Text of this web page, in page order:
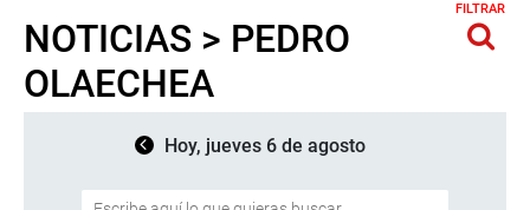
NOTICIAS > PEDRO
OLAECHEA
FILTRAR
Hoy, jueves 6 de agosto